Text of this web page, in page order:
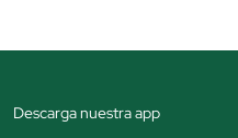
Descarga nuestra app